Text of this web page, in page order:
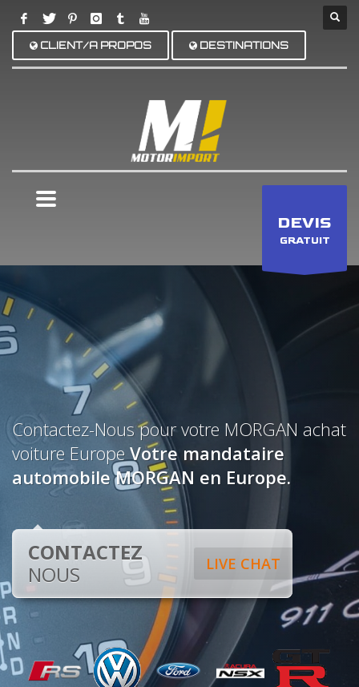
CLIENT/A PROPOS DESTINATIONS
DEVIS
GRATUIT
Contactez-Nous pour votre MORGAN achat
voiture EuropeVotre mandataire
automobile MORGAN en Europe.
LIVE CHAT
CONTACTEZ
NOUS